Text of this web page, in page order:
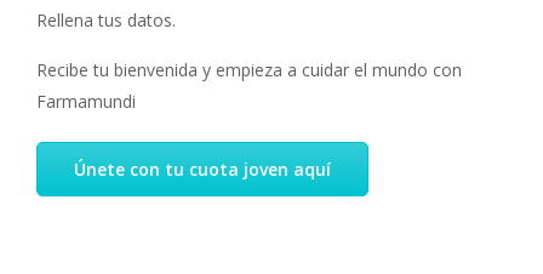
Rellena tus datos.
Recibe tu bienvenida y empieza a cuidar el mundo con
Farmamundi
Únete con tu cuota joven aquí